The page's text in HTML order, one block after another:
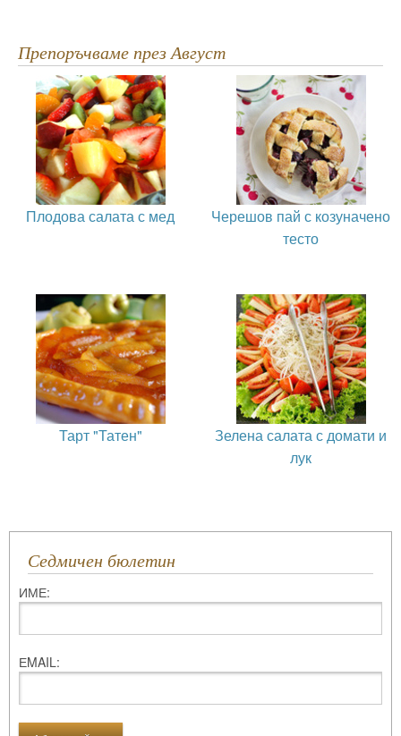
Препоръчваме през Август
Плодова салата с мед
Черешов пай с козуначено
тесто
Тарт "Татен"
Зелена салата с домати и
лук
Седмичен бюлетин
ИМЕ:
ЕMAIL: